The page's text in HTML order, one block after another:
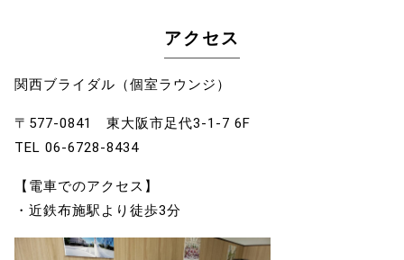
アクセス
関西ブライダル（個室ラウンジ）
〒577‐0841 東大阪市足代3‐1‐7 6F
TEL 06-6728-8434
【電車でのアクセス】
・近鉄布施駅より徒歩3分